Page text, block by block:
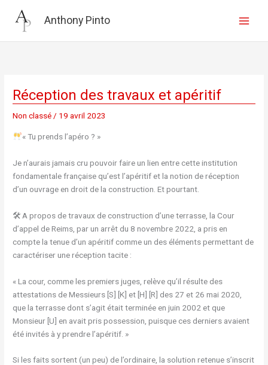
contenu
Anthony Pinto
Réception des travaux et apéritif
Non classé/ 19 avril 2023
« Tu prends l’apéro ? »
Je n’aurais jamais cru pouvoir faire un lien entre cette institution
fondamentale française qu’est l’apéritif et la notion de réception
d’un ouvrage en droit de la construction. Et pourtant.
🛠 A propos de travaux de construction d’une terrasse, la Cour
d’appel de Reims, par un arrêt du 8 novembre 2022, a pris en
compte la tenue d’un apéritif comme un des éléments permettant de
caractériser une réception tacite :
« La cour, comme les premiers juges, relève qu’il résulte des
attestations de Messieurs [S] [K] et [H] [R] des 27 et 26 mai 2020,
que la terrasse dont s’agit était terminée en juin 2002 et que
Monsieur [U] en avait pris possession, puisque ces derniers avaient
été invités à y prendre l’apéritif. »
Si les faits sortent (un peu) de l’ordinaire, la solution retenue s’inscrit